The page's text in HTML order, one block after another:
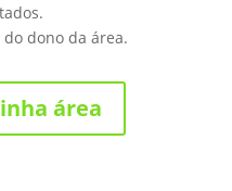
dono da área.
área